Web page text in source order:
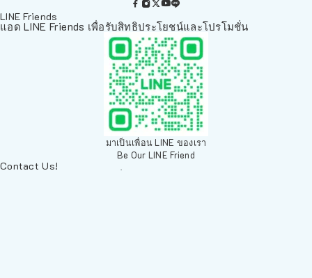
LINE Friends
แอด LINE Friends เพื่อรับสิทธิประโยชน์และโปรโมชั่น
มาเป็นเพื่อน LINE ของเรา
Be Our LINE Friend
Contact Us!